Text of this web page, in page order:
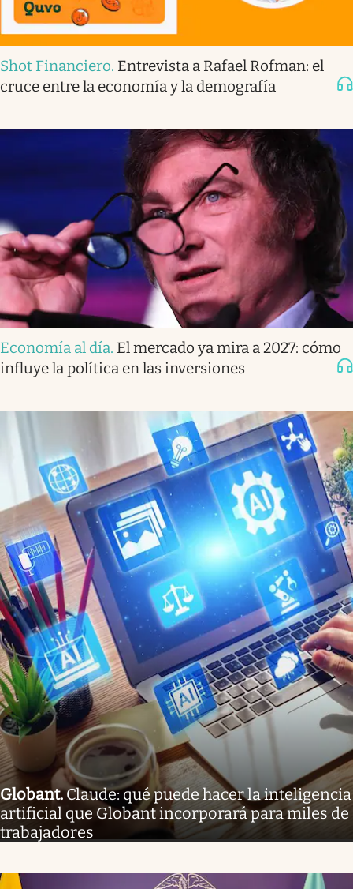
Shot Financiero. Entrevista a Rafael Rofman: el
cruce entre la economía y la demografía
Economía al día. El mercado ya mira a 2027: cómo
influye la política en las inversiones
Globant.Claude: qué puede hacer la inteligencia
artificial que Globant incorporará para miles de
trabajadores